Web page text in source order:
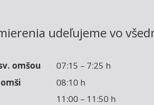
udeľujeme vo
omšou
07:15 – 7:25 h
08:10 h
11:00 – 11:50 h